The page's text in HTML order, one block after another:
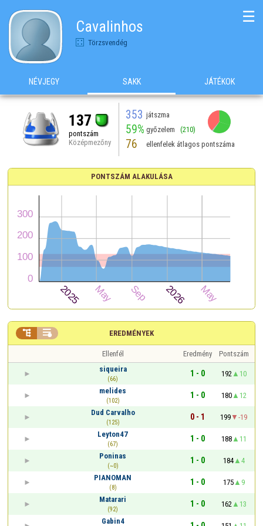
Cavalinhos
Törzsvendég
☰
NÉVJEGY SAKK JÁTÉKOK
137
pontszám
Középmezőny
353 játszma
59% győzelem (210)
76 ellenfelek átlagos pontszáma
PONTSZÁM ALAKULÁSA
EREDMÉNYEK
 
Ellenfél Eredmény
Pontszám
siqueira
(66)
1 - 0 192
10
melides
(102)
1 - 0 180
12
Dud Carvalho
(125)
0 - 1 199
-19
Leyton47
(67)
1 - 0 188
11
Poninas
(~0)
1 - 0 184
4
PIANOMAN
(8)
1 - 0 175
9
Matarari
(92)
1 - 0 162
13
Gabin4